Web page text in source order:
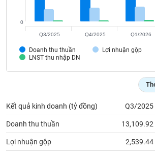
Doanh thu thuần
Lợi nhuận gộp
LNST thu nhập DN
0
Q3/2025 Q4/2025 Q1/2026
Kết quả kinh doanh (tỷ đồng) Q3/2025
Doanh thu thuần 13,109.92
Lợi nhuận gộp 2,539.44
của
tác
Báo
cáo
phân
tích
(-)